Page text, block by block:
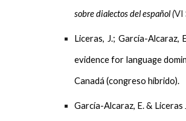
sobre dialectos del español (VI
Liceras, J.; García-Alcaraz,
evidence for language
Canadá (congreso híbrido).
García-Alcaraz, E.& Liceras